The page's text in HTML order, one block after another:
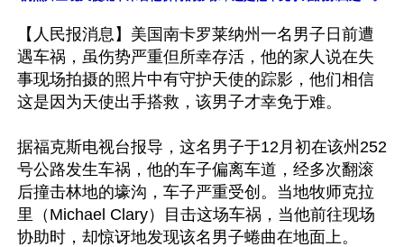
【人民报消息】美国南卡罗莱纳州一名男子日前遭
遇车祸，虽伤势严重但所幸存活，他的家人说在失
事现场拍摄的照片中有守护天使的踪影，他们相信
这是因为天使出手搭救，该男子才幸免于难。
据福克斯电视台报导，这名男子于12月初在该州252
号公路发生车祸，他的车子偏离车道，经多次翻滚
后撞击林地的壕沟，车子严重受创。当地牧师克拉
里（Michael Clary）目击这场车祸，当他前往现场
协助时，却惊讶地发现该名男子蜷曲在地面上。